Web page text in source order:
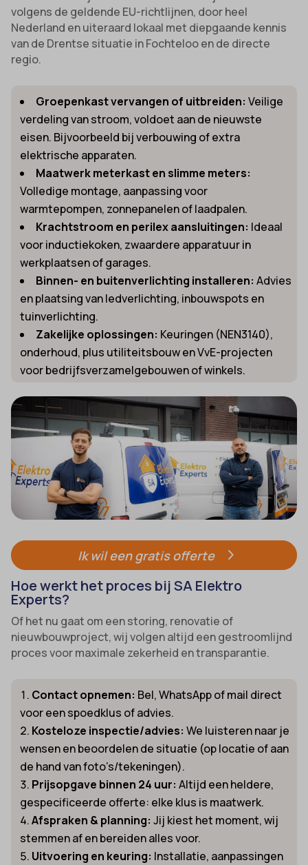
volgens de geldende EU-richtlijnen, door heel
Nederland en uiteraard lokaal met diepgaande kennis
van de Drentse situatie in Fochteloo en de directe
regio.
Groepenkast vervangen of uitbreiden: Veilige
verdeling van stroom, voldoet aan de nieuwste
eisen. Bijvoorbeeld bij verbouwing of extra
elektrische apparaten.
Maatwerk meterkast en slimme meters:
Volledige montage, aanpassing voor
warmtepompen, zonnepanelen of laadpalen.
Krachtstroom en perilex aansluitingen: Ideaal
voor inductiekoken, zwaardere apparatuur in
werkplaatsen of garages.
Binnen- en buitenverlichting installeren: Advies
en plaatsing van ledverlichting, inbouwspots en
tuinverlichting.
Zakelijke oplossingen: Keuringen (NEN3140),
onderhoud, plus utiliteitsbouw en VvE-projecten
voor bedrijfsverzamelgebouwen of winkels.
Ik wil een gratis offerte
Hoe werkt het proces bij SA Elektro
Experts?
Of het nu gaat om een storing, renovatie of
nieuwbouwproject, wij volgen altijd een gestroomlijnd
proces voor maximale zekerheid en transparantie.
Contact opnemen: Bel, WhatsApp of mail direct
voor een spoedklus of advies.
Kosteloze inspectie/advies: We luisteren naar je
wensen en beoordelen de situatie (op locatie of aan
de hand van foto’s/tekeningen).
Prijsopgave binnen 24 uur: Altijd een heldere,
gespecificeerde offerte: elke klus is maatwerk.
Afspraken & planning: Jij kiest het moment, wij
stemmen af en bereiden alles voor.
Uitvoering en keuring: Installatie, aanpassingen